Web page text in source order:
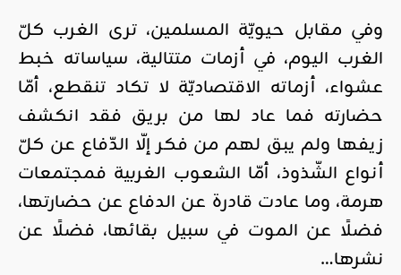
وفي مقابل حيويّة المسلمين، ترى الغرب كلّ
الغرب اليوم، في أزمات متتالية، سياساته خبط
عشواء، أزماته الاقتصاديّة لا تكاد تنقطع، أمّا
حضارته فما عاد لها من بريق فقد انكشف
زيفها ولم يبق لهم من فكر إلّا الدّفاع عن كلّ
أنواع الشّذوذ، أمّا الشعوب الغربية فمجتمعات
هرمة، وما عادت قادرة عن الدفاع عن حضارتها،
فضلًا عن الموت في سبيل بقائها، فضلًا عن
نشرها…